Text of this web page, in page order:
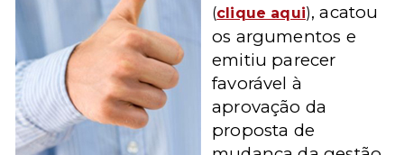
(clique aqui), acatou
os argumentos e
emitiu parecer
favorável à
aprovação da
proposta de